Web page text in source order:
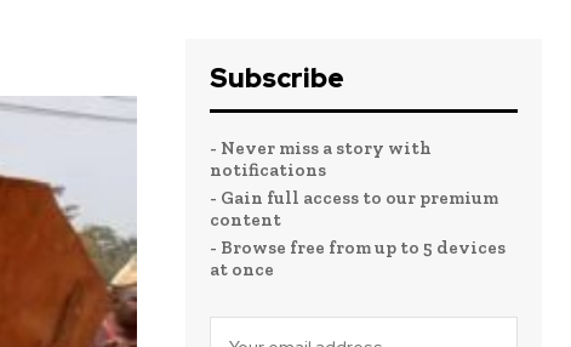
Subscribe
- Never miss a story with
notifications
- Gain full access to our premium
content
- Browse free from up to 5 devices
at once